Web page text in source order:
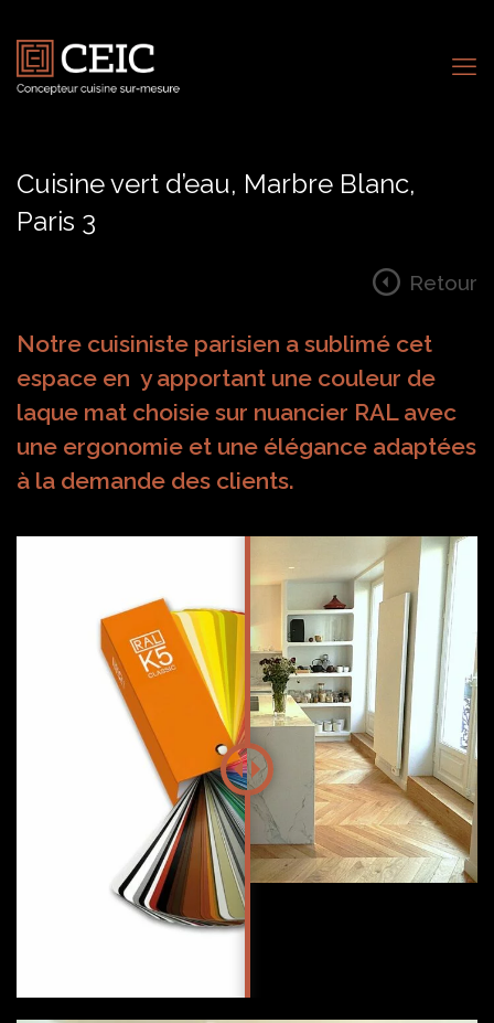
Cuisine vert d’eau, Marbre Blanc,
Paris 3
Retour
Notre cuisiniste parisien a sublimé cet
espace en y apportant une couleur de
laque mat choisie sur nuancier RAL avec
une ergonomie et une élégance adaptées
à la demande des clients.